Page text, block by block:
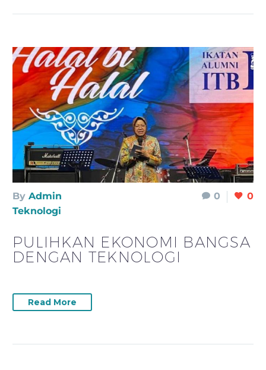
0 0
By Admin
Teknologi
PULIHKAN EKONOMI BANGSA
DENGAN TEKNOLOGI
Read More